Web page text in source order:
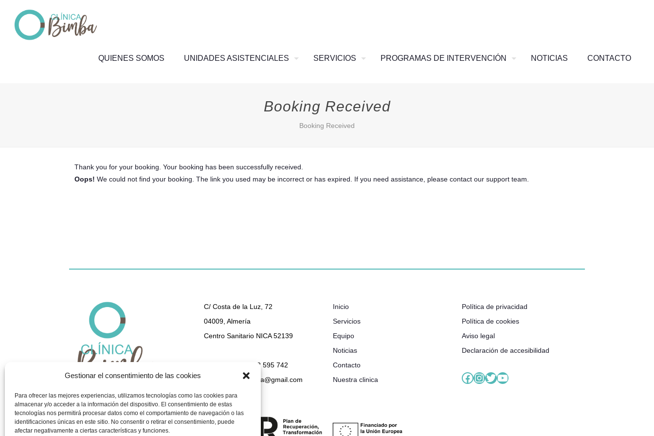
Gestionar el consentimiento de las cookies
Para ofrecer las mejores experiencias, utilizamos tecnologías como las cookies para
almacenar y/o acceder a la información del dispositivo. El consentimiento de estas
tecnologías nos permitirá procesar datos como el comportamiento de navegación o las
identificaciones únicas en este sitio. No consentir o retirar el consentimiento, puede
afectar negativamente a ciertas características y funciones.
QUIENES SOMOS UNIDADES ASISTENCIALES SERVICIOS PROGRAMAS DE INTERVENCIÓN NOTICIAS CONTACTO
Booking Received
Booking Received
Thank you for your booking. Your booking has been successfully received.
Oops! We could not find your booking. The link you used may be incorrect or has expired. If you need assistance, please contact our support team.
C/ Costa de la Luz, 72
04009, Almería
Centro Sanitario NICA 52139
950 048 632 - 722 595 742
gestionclinicabimba@gmail.com
Inicio
Servicios
Equipo
Noticias
Contacto
Nuestra clinica
Política de privacidad
Política de cookies
Aviso legal
Declaración de accesibilidad